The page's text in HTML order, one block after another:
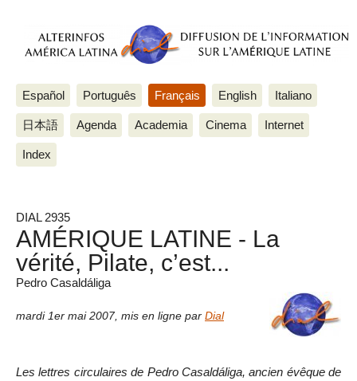
Español Português Français English Italiano
日本語 Agenda Academia Cinema Internet
Index
DIAL 2935
AMÉRIQUE LATINE - La
vérité, Pilate, c’est...
Pedro Casaldáliga
mardi 1er mai 2007, mis en ligne par Dial
Les lettres circulaires de Pedro Casaldáliga, ancien évêque de